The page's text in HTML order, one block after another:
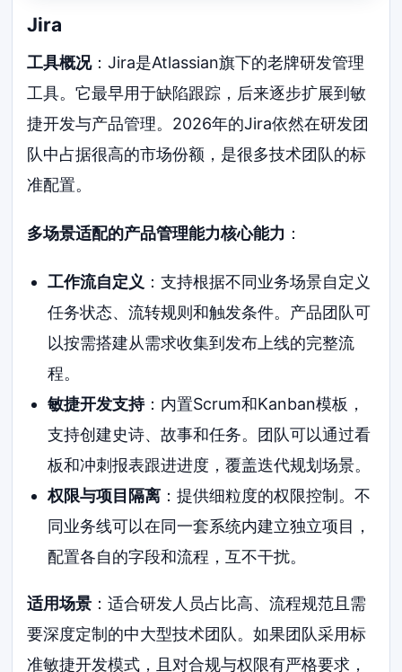
Jira
工具概况：Jira是Atlassian旗下的老牌研发管理
工具。它最早用于缺陷跟踪，后来逐步扩展到敏
捷开发与产品管理。2026年的Jira依然在研发团
队中占据很高的市场份额，是很多技术团队的标
准配置。
多场景适配的产品管理能力核心能力 ：
工作流自定义 ：支持根据不同业务场景自定义
任务状态、流转规则和触发条件。产品团队可
以按需搭建从需求收集到发布上线的完整流
程。
敏捷开发支持：内置Scrum和Kanban模板，
支持创建史诗、故事和任务。团队可以通过看
板和冲刺报表跟进进度，覆盖迭代规划场景。
权限与项目隔离：提供细粒度的权限控制。不
同业务线可以在同一套系统内建立独立项目，
配置各自的字段和流程，互不干扰。
适用场景 ：适合研发人员占比高、流程规范且需
要深度定制的中大型技术团队。如果团队采用标
准敏捷开发模式，且对合规与权限有严格要求，